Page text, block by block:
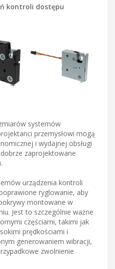
kontroli dostępu
systemów
przemysłowi mogą
i wydajnej obsługi
zaprojektowane
urządzenia kontroli
ryglowanie, aby
montowane w
Jest to szczególnie ważne
częściami, takimi jak
prędkościami i
generowaniem wibracji,
zwolnienie